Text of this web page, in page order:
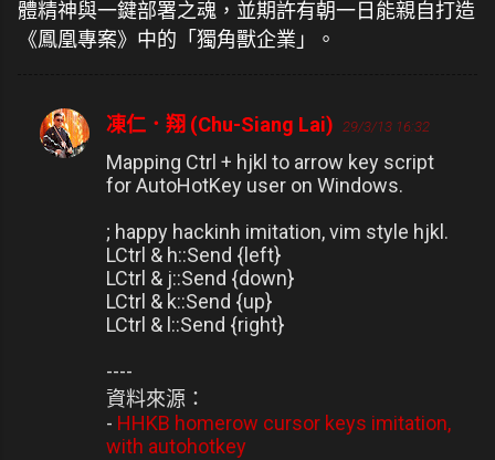
體精神與一鍵部署之魂，並期許有朝一日能親自打造
《鳳凰專案》中的「獨角獸企業」。
留
言
凍仁．翔 (Chu-Siang Lai) 29/3/13 16:32
Mapping Ctrl + hjkl to arrow key script
for AutoHotKey user on Windows.
; happy hackinh imitation, vim style hjkl.
LCtrl & h::Send {left}
LCtrl & j::Send {down}
LCtrl & k::Send {up}
LCtrl & l::Send {right}
----
資料來源：
- HHKB homerow cursor keys imitation,
with autohotkey